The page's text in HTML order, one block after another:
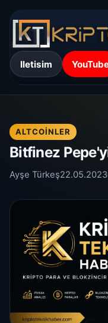
Iletisim
ALTCOINLER
Bitfinez
Ayşe Türkeş22.05.2023